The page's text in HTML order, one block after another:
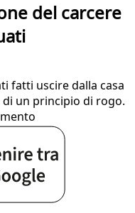
del carcere
fatti uscire dalla casa
un principio di rogo.